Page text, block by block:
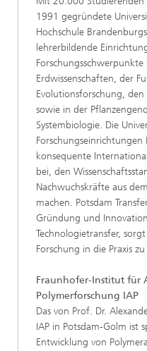
1991 gegründete
Hochschule
lehrerbildende
Erdwissenschaften, der
Evolutionsforschung,
sowie in der
Systembiologie. Die
konsequente
bei, den
Nachwuchskräfte aus
machen. Potsdam
Gründung und
Technologietransfer,
Forschung in die Praxis
Fraunhofer-Institut für
Polymerforschung IAP
Das von Prof. Dr.
IAP in Potsdam-Golm ist
Entwicklung von